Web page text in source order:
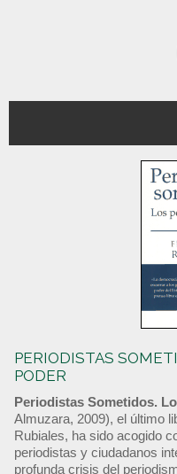
PERIODISTAS
PODER
Periodistas Sometidos.
Almuzara, 2009), el último
Rubiales, ha sido acogido
periodistas y ciudadanos
profunda crisis del